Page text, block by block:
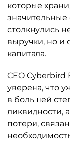
которые
значительные
столкнулись
выручки, но и
капитала.
CEO Cyberbird
уверена, что
в большей
ликвидности,
потери,